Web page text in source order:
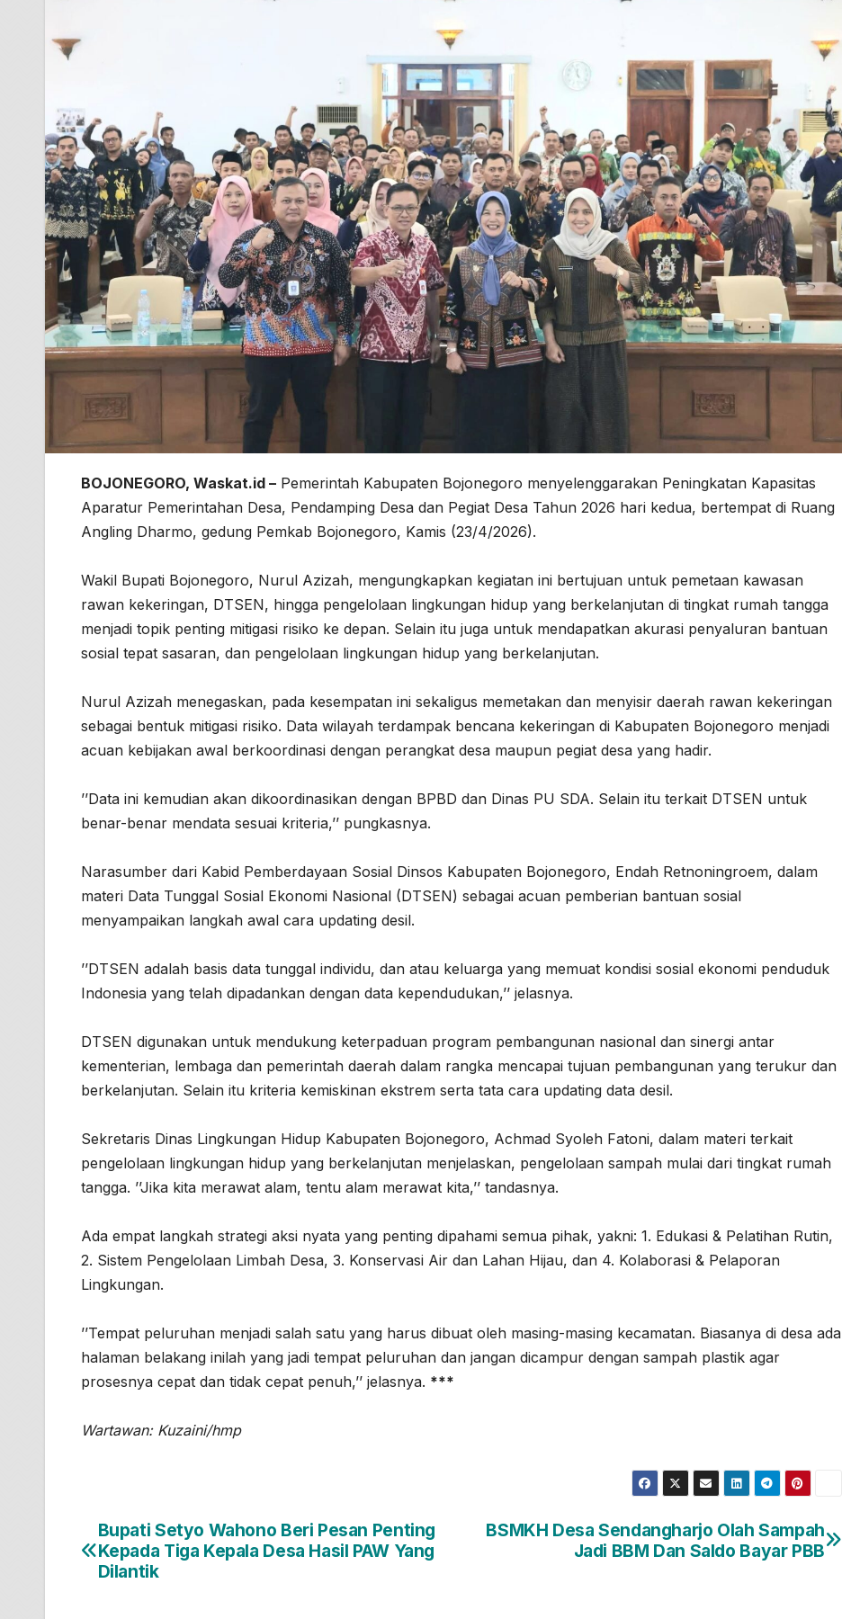
BOJONEGORO, Waskat.id – Pemerintah Kabupaten Bojonegoro menyelenggarakan Peningkatan Kapasitas
Aparatur Pemerintahan Desa, Pendamping Desa dan Pegiat Desa Tahun 2026 hari kedua, bertempat di Ruang
Angling Dharmo, gedung Pemkab Bojonegoro, Kamis (23/4/2026).
Wakil Bupati Bojonegoro, Nurul Azizah, mengungkapkan kegiatan ini bertujuan untuk pemetaan kawasan
rawan kekeringan, DTSEN, hingga pengelolaan lingkungan hidup yang berkelanjutan di tingkat rumah tangga
menjadi topik penting mitigasi risiko ke depan. Selain itu juga untuk mendapatkan akurasi penyaluran bantuan
sosial tepat sasaran, dan pengelolaan lingkungan hidup yang berkelanjutan.
Nurul Azizah menegaskan, pada kesempatan ini sekaligus memetakan dan menyisir daerah rawan kekeringan
sebagai bentuk mitigasi risiko. Data wilayah terdampak bencana kekeringan di Kabupaten Bojonegoro menjadi
acuan kebijakan awal berkoordinasi dengan perangkat desa maupun pegiat desa yang hadir.
’’Data ini kemudian akan dikoordinasikan dengan BPBD dan Dinas PU SDA. Selain itu terkait DTSEN untuk
benar-benar mendata sesuai kriteria,’’ pungkasnya.
Narasumber dari Kabid Pemberdayaan Sosial Dinsos Kabupaten Bojonegoro, Endah Retnoningroem, dalam
materi Data Tunggal Sosial Ekonomi Nasional (DTSEN) sebagai acuan pemberian bantuan sosial
menyampaikan langkah awal cara updating desil.
’’DTSEN adalah basis data tunggal individu, dan atau keluarga yang memuat kondisi sosial ekonomi penduduk
Indonesia yang telah dipadankan dengan data kependudukan,’’ jelasnya.
DTSEN digunakan untuk mendukung keterpaduan program pembangunan nasional dan sinergi antar
kementerian, lembaga dan pemerintah daerah dalam rangka mencapai tujuan pembangunan yang terukur dan
berkelanjutan. Selain itu kriteria kemiskinan ekstrem serta tata cara updating data desil.
Sekretaris Dinas Lingkungan Hidup Kabupaten Bojonegoro, Achmad Syoleh Fatoni, dalam materi terkait
pengelolaan lingkungan hidup yang berkelanjutan menjelaskan, pengelolaan sampah mulai dari tingkat rumah
tangga. ’’Jika kita merawat alam, tentu alam merawat kita,’’ tandasnya.
Ada empat langkah strategi aksi nyata yang penting dipahami semua pihak, yakni: 1. Edukasi & Pelatihan Rutin,
2. Sistem Pengelolaan Limbah Desa, 3. Konservasi Air dan Lahan Hijau, dan 4. Kolaborasi & Pelaporan
Lingkungan.
’’Tempat peluruhan menjadi salah satu yang harus dibuat oleh masing-masing kecamatan. Biasanya di desa ada
halaman belakang inilah yang jadi tempat peluruhan dan jangan dicampur dengan sampah plastik agar
prosesnya cepat dan tidak cepat penuh,’’ jelasnya. ***
Wartawan: Kuzaini/hmp
Navigasi
pos
BSMKH Desa Sendangharjo Olah Sampah
Jadi BBM Dan Saldo Bayar PBB
Bupati Setyo Wahono Beri Pesan Penting
Kepada Tiga Kepala Desa Hasil PAW Yang
Dilantik